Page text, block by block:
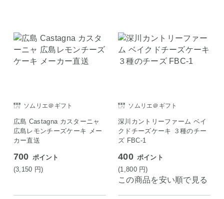
ソムリエ＠ギフト
広島 Castagna カスターニャ
広島レモンチーズケーキ メー
カー直送
700 ポイント
(3,150 円)
ソムリエ＠ギフト
深川カントリーファーム ベイ
クドチーズケーキ ３種のチー
ズ FBC-1
400 ポイント
(1,800 円)
この商品を安い順で見る